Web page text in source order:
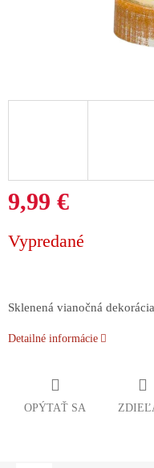
9,99 €
cena:
Vypredané
Sklenená vianočná
Detailné informácie
OPÝTAŤ SA